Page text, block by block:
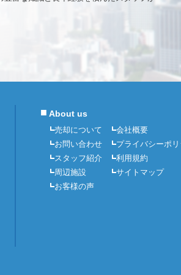
■ About us
売却について
お問い合わせ
スタッフ紹介
周辺施設
お客様の声
会社概要
プライバシーポ
利用規約
サイトマップ